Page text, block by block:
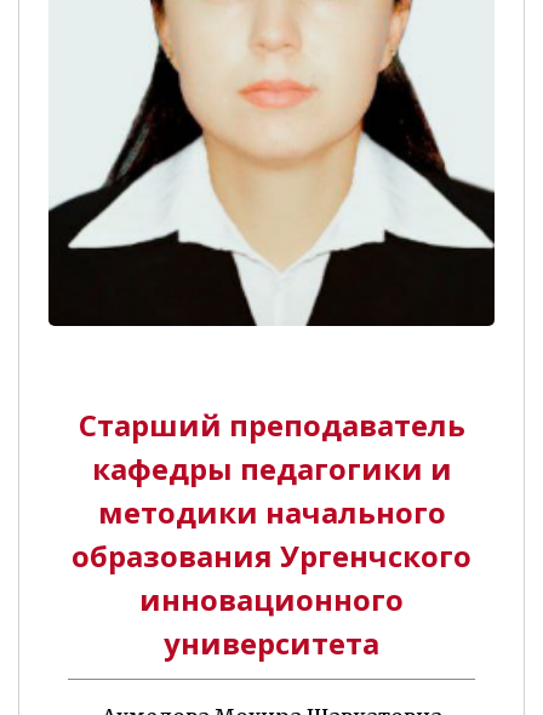
Старший преподаватель
кафедры педагогики и
методики начального
образования Ургенчского
инновационного
университета